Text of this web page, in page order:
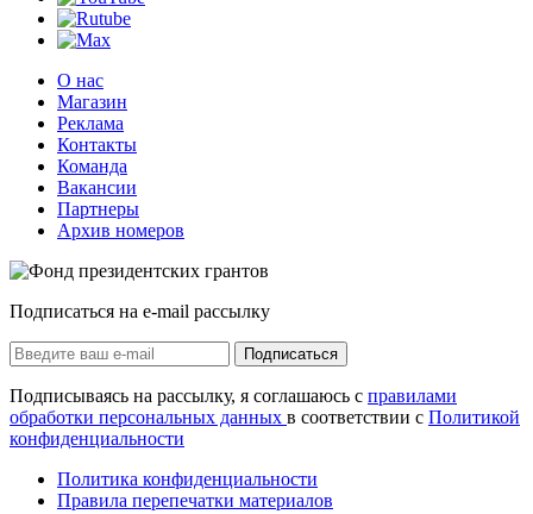
О нас
Магазин
Реклама
Контакты
Команда
Вакансии
Партнеры
Архив номеров
Подписаться на e-mail рассылку
Подписаться
Подписываясь на рассылку, я соглашаюсь с правилами
обработки персональных данных в соответствии с Политикой
конфиденциальности
Политика конфиденциальности
Правила перепечатки материалов